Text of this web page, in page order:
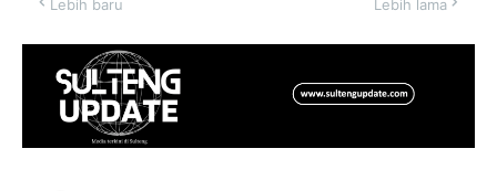
Lebih baru Lebih lama